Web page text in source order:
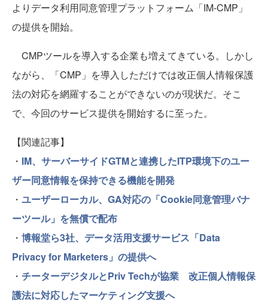
よりデータ利用同意管理プラットフォーム「IM-CMP」
の提供を開始。
CMPツールを導入する企業も増えてきている。しかし
ながら、「CMP」を導⼊しただけでは改正個⼈情報保護
法の対応を網羅することができないのが現状だ。そこ
で、今回のサービス提供を開始するに至った。
【関連記事】
・ IM、サーバーサイドGTMと連携したITP環境下のユー
ザー同意情報を保持できる機能を開発
・ ユーザーローカル、GA対応の「Cookie同意管理バナ
ーツール」を無償で配布
・ 博報堂ら3社、データ活用支援サービス「Data
Privacy for Marketers」の提供へ
・ チーターデジタルとPriv Techが協業 改正個人情報保
護法に対応したマーケティング支援へ